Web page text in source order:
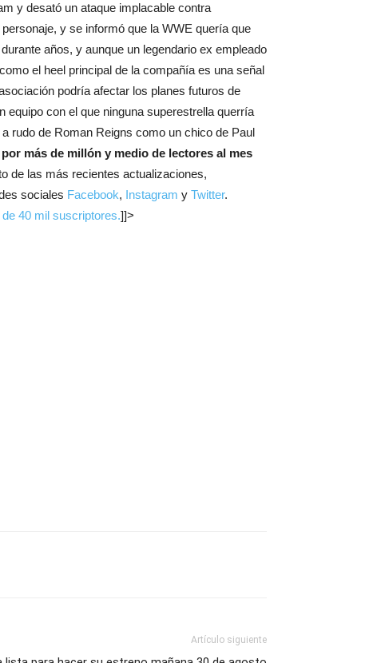
y desató un ataque implacable contra
y se informó que la WWE quería que
años, y aunque un legendario ex empleado
el heel principal de la compañía es una señal
podría afectar los planes futuros de
con el que ninguna superestrella querría
rudo de Roman Reigns como un chico de Paul
más de millón y medio de lectores al mes
de las más recientes actualizaciones,
sociales Facebook, Instagram y Twitter.
40 mil suscriptores.]]>
Artículo siguiente